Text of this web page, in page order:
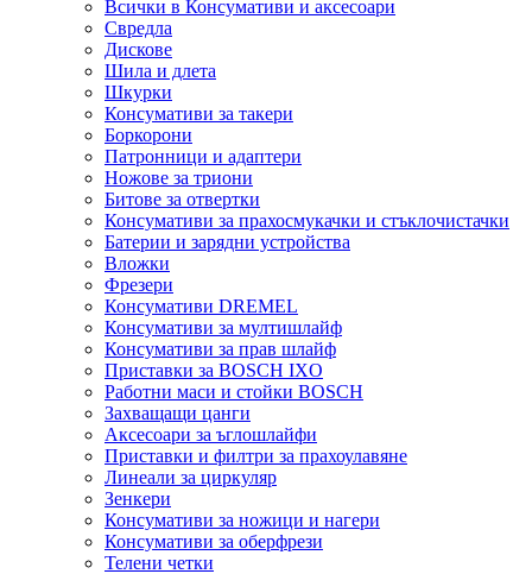
Всички в Консумативи и аксесоари
Свредла
Дискове
Шила и длета
Шкурки
Консумативи за такери
Боркорони
Патронници и адаптери
Ножове за триони
Битове за отвертки
Консумативи за прахосмукачки и стъклочистачки
Батерии и зарядни устройства
Вложки
Фрезери
Консумативи DREMEL
Консумативи за мултишлайф
Консумативи за прав шлайф
Приставки за BOSCH IXO
Работни маси и стойки BOSCH
Захващащи цанги
Аксесоари за ъглошлайфи
Приставки и филтри за прахоулавяне
Линеали за циркуляр
Зенкери
Консумативи за ножици и нагери
Консумативи за оберфрези
Телени четки